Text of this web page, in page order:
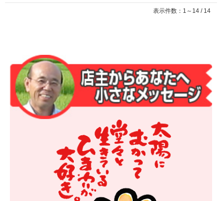
表示件数：1～14 / 14